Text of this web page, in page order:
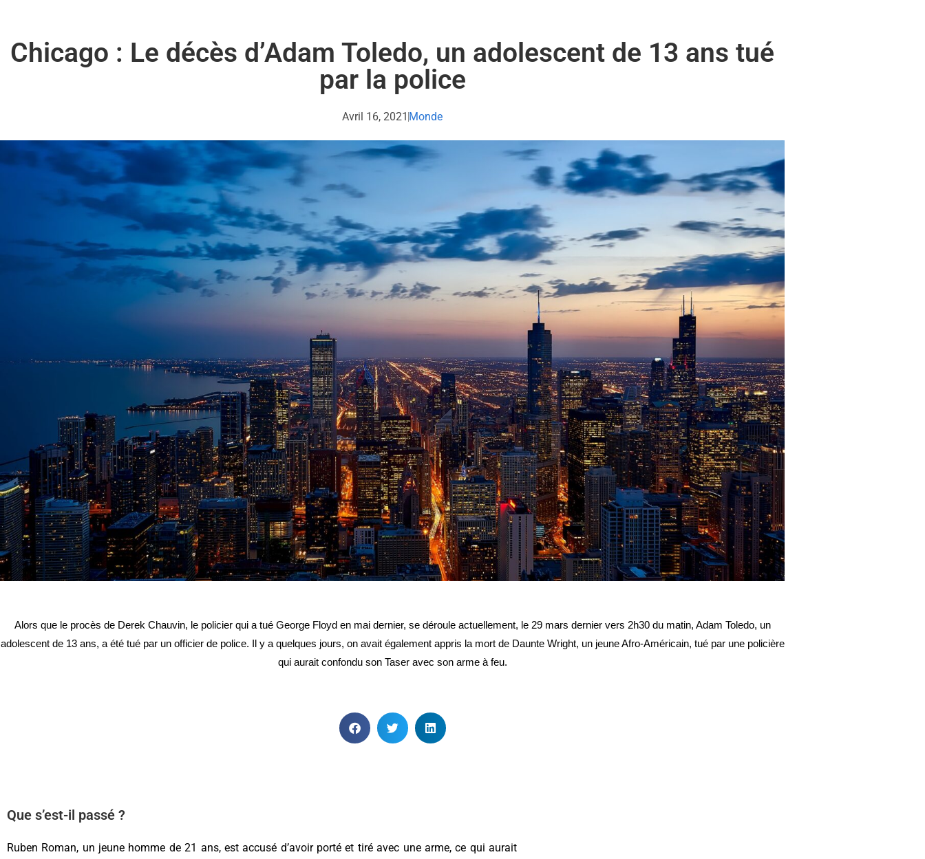
Chicago : Le décès d’Adam Toledo, un adolescent de 13 ans tué
par la police
Avril 16, 2021 Monde
Alors que le procès de Derek Chauvin, le policier qui a tué George Floyd en mai dernier, se déroule actuellement, le 29 mars dernier vers 2h30 du matin, Adam Toledo, un
adolescent de 13 ans, a été tué par un officier de police. Il y a quelques jours, on avait également appris la mort de Daunte Wright, un jeune Afro-Américain, tué par une policière
qui aurait confondu son Taser avec son arme à feu.
Que s’est-il passé ?
Ruben Roman, un jeune homme de 21 ans, est accusé d’avoir porté et tiré avec une arme, ce qui aurait